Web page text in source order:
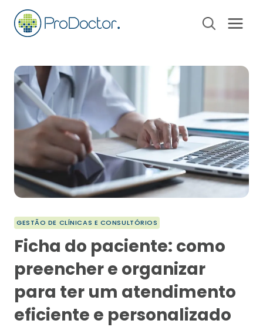
Pular
para
GESTÃO DE CLÍNICAS E CONSULTÓRIOS
Ficha do paciente: como
preencher e organizar
para ter um atendimento
eficiente e personalizado